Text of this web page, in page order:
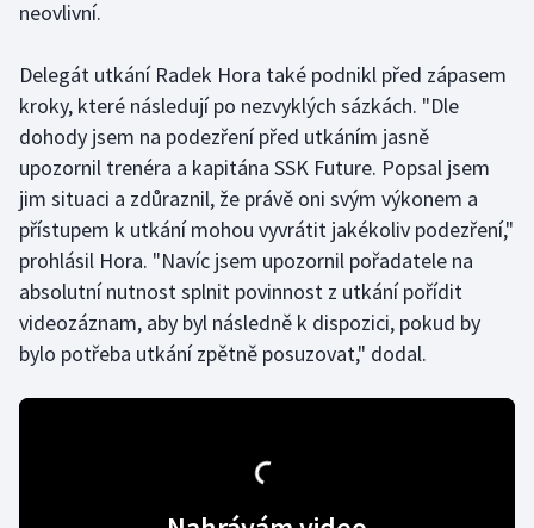
Stolní tenis
Triatlon
Veslování
Vodní slalom
Volejbal
Ostatní
neovlivní.
Delegát utkání Radek Hora také podnikl před zápasem
kroky, které následují po nezvyklých sázkách. "Dle
dohody jsem na podezření před utkáním jasně
upozornil trenéra a kapitána SSK Future. Popsal jsem
jim situaci a zdůraznil, že právě oni svým výkonem a
přístupem k utkání mohou vyvrátit jakékoliv podezření,"
prohlásil Hora. "Navíc jsem upozornil pořadatele na
absolutní nutnost splnit povinnost z utkání pořídit
videozáznam, aby byl následně k dispozici, pokud by
bylo potřeba utkání zpětně posuzovat," dodal.